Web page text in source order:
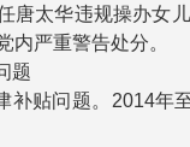
唐太华违规操办女
内严重警告处分。
题
补贴问题。2014年